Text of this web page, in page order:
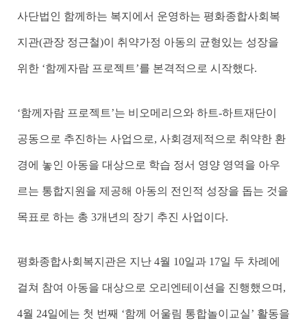
사단법인 함께하는 복지에서 운영하는 평화종합사회복
지관(관장 정근철)이 취약가정 아동의 균형있는 성장을
위한 ‘함께자람 프로젝트’를 본격적으로 시작했다.
‘함께자람 프로젝트’는 비오메리으와 하트-하트재단이
공동으로 추진하는 사업으로, 사회경제적으로 취약한 환
경에 놓인 아동을 대상으로 학습 정서 영양 영역을 아우
르는 통합지원을 제공해 아동의 전인적 성장을 돕는 것을
목표로 하는 총 3개년의 장기 추진 사업이다.
평화종합사회복지관은 지난 4월 10일과 17일 두 차례에
걸쳐 참여 아동을 대상으로 오리엔테이션을 진행했으며,
4월 24일에는 첫 번째 ‘함께 어울림 통합놀이교실’ 활동을